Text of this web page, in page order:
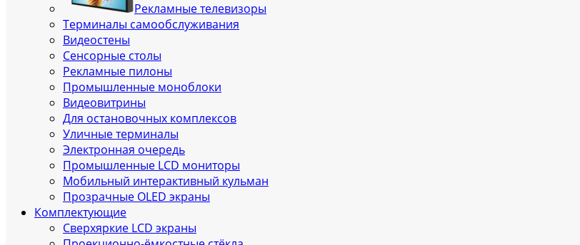
рекламные
телевизоры
помещения
Всепогодные
рекламные
телевизоры
(уличные)
Рекламные телевизоры
Терминалы самообслуживания
Видеостены
Сенсорные столы
Рекламные пилоны
Промышленные моноблоки
Видеовитрины
Для остановочных комплексов
Уличные терминалы
Электронная очередь
Промышленные LCD мониторы
Мобильный интерактивный кульман
Прозрачные OLED экраны
Комплектующие
Сверхяркие LCD экраны